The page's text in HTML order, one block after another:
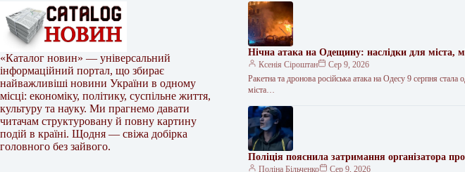
«Каталог новин» — універсальний
інформаційний портал, що збирає
найважливіші новини України в одному
місці: економіку, політику, суспільне життя,
культуру та науку. Ми прагнемо давати
читачам структуровану й повну картину
подій в країні. Щодня — свіжа добірка
головного без зайвого.
Нічна атака на Одещину: наслідки для міста,
Ксенія Сіроштан
Сер 9, 2026
Ракетна та дронова російська атака на Одесу 9 серпня
міста…
Поліція пояснила затримання організатора
Поліна Більченко Сер 9, 2026